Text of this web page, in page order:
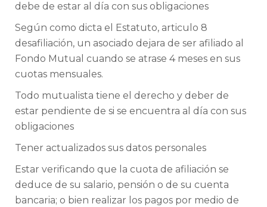
debe de estar al día con sus obligaciones
Según como dicta el Estatuto, articulo 8
desafiliación, un asociado dejara de ser afiliado al
Fondo Mutual cuando se atrase 4 meses en sus
cuotas mensuales.
Todo mutualista tiene el derecho y deber de
estar pendiente de si se encuentra al día con sus
obligaciones
Tener actualizados sus datos personales
Estar verificando que la cuota de afiliación se
deduce de su salario, pensión o de su cuenta
bancaria; o bien realizar los pagos por medio de